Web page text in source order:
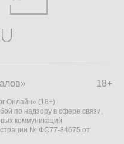
18+
Онлайн» (18+)
по надзору в сфере связи,
коммуникаций
№ ФС77-84675 от